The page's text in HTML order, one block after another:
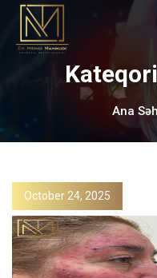
Ana
October 24, 2025